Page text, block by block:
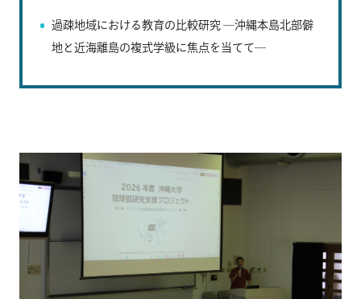
過疎地域における教育の比較研究 ―沖縄本島北部僻
地と近海離島の複式学級に焦点を当てて―